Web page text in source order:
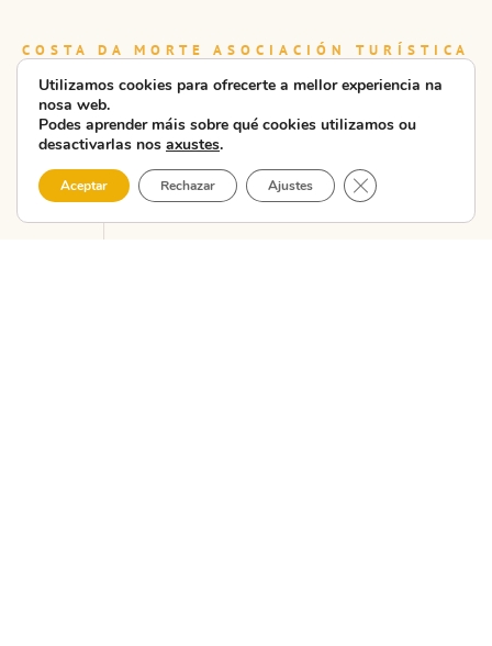
COSTA DA MORTE ASOCIACIÓN TURÍSTICA
Últimas noticias
A CMAT
presenta en
Utilizamos cookies para ofrecerte a mellor experiencia na
nosa web.
Podes aprender máis sobre qué cookies utilizamos ou
desactivarlas nos axustes.
Aceptar Rechazar Ajustes Close GDPR